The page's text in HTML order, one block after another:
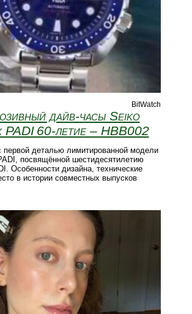
BitWatch
дайв-часы Seiko
PADI 60‑летие – HBB002
первой деталью лимитированной модели
посвящённой шестидесятилетию
Особенности дизайна, технические
в истории совместных выпусков